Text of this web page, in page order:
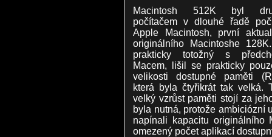
Macintosh 512K byl
počítačem v dlouhé řadě
Apple Macintosh, první
originálního Macintoshe
prakticky totožný s
Macem, lišil se prakticky
velikosti dostupné paměti
která byla čtyřikrát tak velká.
velký vzrůst paměti stojí za
byla nutná, protože ambiciózní
napínali kapacitu originálního
omezený počet aplikací